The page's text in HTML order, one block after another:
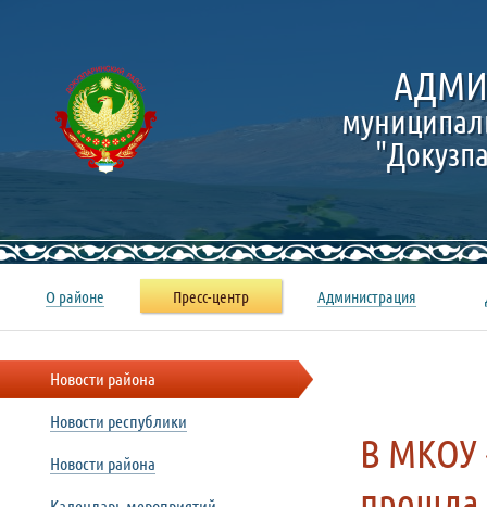
В МКОУ
Новости района
Новости республики
Новости района
О районе Пресс-центр Администрация